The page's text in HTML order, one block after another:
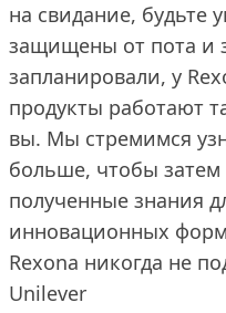
на свидание, будьте
защищены от пота и
запланировали, у
продукты работают
вы. Мы стремимся
больше, чтобы затем
полученные знания
инновационных
Rexona никогда не
Unilever